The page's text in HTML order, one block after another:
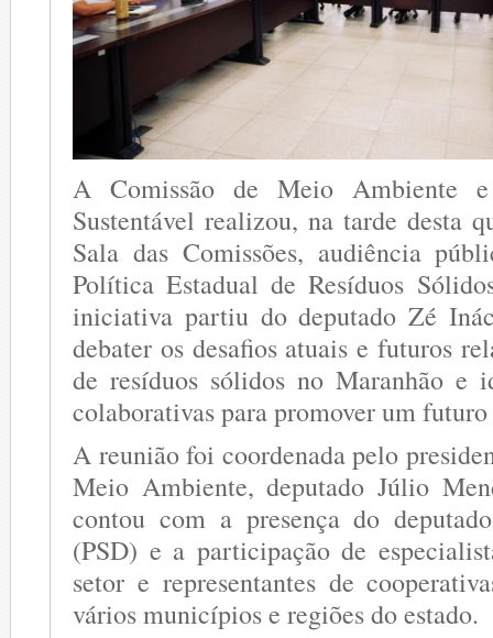
A Comissão de Meio Ambiente e
Sustentável realizou, na tarde desta
Sala das Comissões, audiência
Política Estadual de Resíduos
iniciativa partiu do deputado Zé
debater os desafios atuais e futuros
de resíduos sólidos no Maranhão e
colaborativas para promover um
A reunião foi coordenada pelo
Meio Ambiente, deputado Júlio
contou com a presença do
(PSD) e a participação de
setor e representantes de
vários municípios e regiões do estado.